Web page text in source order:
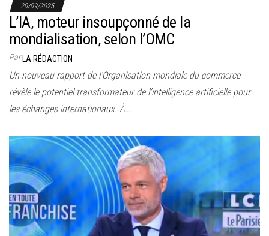
20/09/2025
L’IA, moteur insoupçonné de la
mondialisation, selon l’OMC
ParLA RÉDACTION
Un nouveau rapport de l’Organisation mondiale du commerce
révèle le potentiel transformateur de l’intelligence artificielle pour
les échanges internationaux. À…